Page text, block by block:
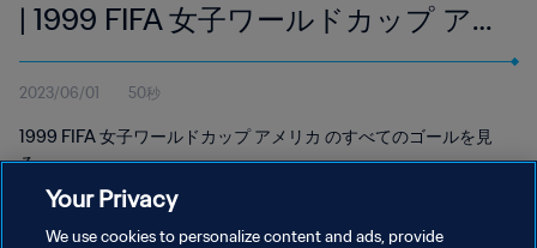
| 1999 FIFA 女子ワールドカップ ア
メリカ
2023/06/01 50秒
1999 FIFA 女子ワールドカップ アメリカ のすべてのゴールを見
る。
Your Privacy
We use cookies to personalize content and ads, provide